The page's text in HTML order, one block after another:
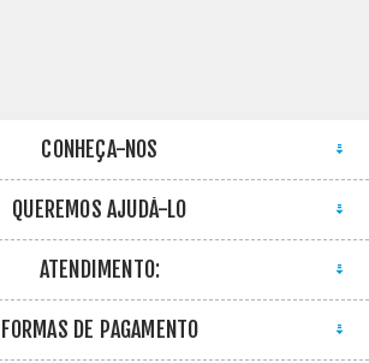
CONHEÇA-NOS
QUEREMOS AJUDÁ-LO
ATENDIMENTO:
FORMAS DE PAGAMENTO